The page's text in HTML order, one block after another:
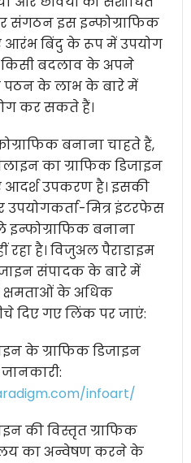
संगठन इस इन्फोग्राफिक
आरंभ बिंदु के रूप में उपयोग
बदलाव के अपने
पठन के लाभ के बारे में
कर सकते हैं।
बनाना चाहते हैं,
का ग्राफिक डिजाइन
उपकरण है। इसकी
मित्र इंटरफेस
इन्फोग्राफिक बनाना
है। विजुअल पैराडाइम
संपादक के बारे में
के अधिक
दिए गए लिंक पर जाएं:
के ग्राफिक डिजाइन
infoart/
की विस्तृत ग्राफिक
का अन्वेषण करने के